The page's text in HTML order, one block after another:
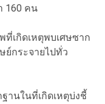
160 คน
ที่เกิดเหตุพบเศษซาก
ย์กระจายไปทั่ว
านในที่เกิดเหตุบ่งชี้